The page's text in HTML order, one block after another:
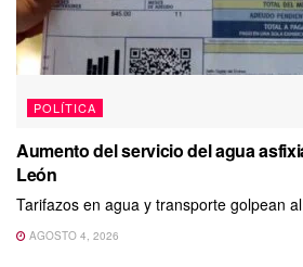
POLÍTICA
Aumento del servicio del agua
León
Tarifazos en agua y transporte golpean
AGOSTO 4, 2026